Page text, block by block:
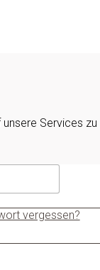
Services zu
vergessen?